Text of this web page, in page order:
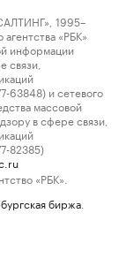
1995–
«РБК»
информации
связи,
63848) и сетевого
массовой
в сфере связи,
82385)
«РБК».
биржа